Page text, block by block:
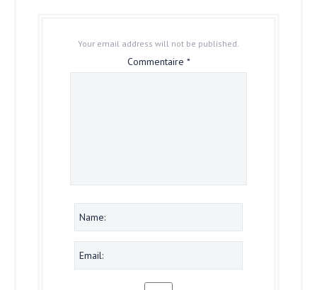
Your email address will not be published.
Commentaire *